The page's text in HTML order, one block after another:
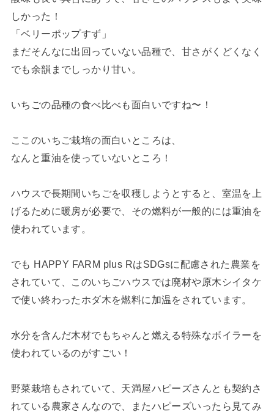
しかった！
「ベリーポップすず」
まだそんなに出回っていない品種で、甘さがくどくなく
でも余韻までしっかり甘い。
いちごの品種の食べ比べも面白いですね〜！
ここのいちご栽培の面白いところは、
なんと重油を使っていないところ！
ハウスで長期間いちごを収穫しようとすると、室温を上
げるために暖房が必要で、その燃料が一般的には重油を
使われています。
でも HAPPY FARM plus RはSDGsに配慮された農業を
されていて、このいちごハウスでは廃材や原木シイタケ
で使い終わったホダ木を燃料に加温をされています。
水分を含んだ木材でもちゃんと燃える特殊なボイラーを
使われているのがすごい！
野菜栽培もされていて、天満屋ハピーズさんとも契約さ
れている農家さんなので、またハピーズいったら見てみ